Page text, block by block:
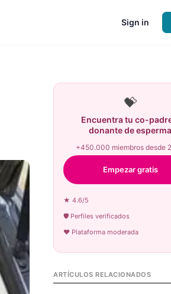
Sign in
💝
Encuentra tu co-
donante de esperma
+450.000 miembros desde
Empezar gratis
★ 4.6/5
🛡 Perfiles verificados
♥ Plataforma moderada
ARTÍCULOS RELACIONADOS